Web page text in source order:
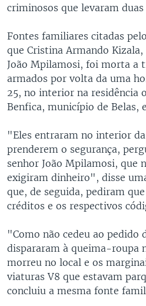
criminosos que levaram
Fontes familiares citadas
que Cristina Armando
João Mpilamosi, foi morta a
armados por volta da uma
25, no interior na residência
Benfica, município de Belas,
"Eles entraram no interior da
prenderem o segurança,
senhor João Mpilamosi, que
exigiram dinheiro", disse
que, de seguida, pediram
créditos e os respectivos
"Como não cedeu ao pedido
dispararam à queima-roupa
morreu no local e os
viaturas V8 que estavam
concluiu a mesma fonte